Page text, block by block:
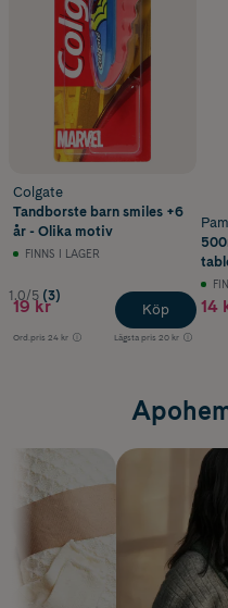
Colgate
Tandborste barn smiles +6
år - Olika motiv
FINNS I LAGER
1.0/5 (3)
19 kr
Ord.pris 24 kr Lägsta pris 20 kr
Köp 14